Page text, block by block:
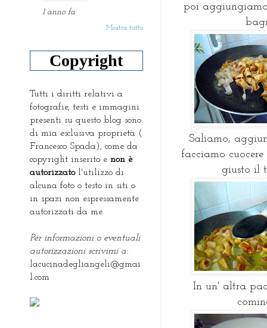
poi
Saliamo,
facciamo
giusto il
In un' altra
1 anno fa
Mostra tutto
Copyright
Tutti i diritti relativi a
fotografie, testi e immagini
presenti su questo blog sono
di mia esclusiva proprietà (
Francesco Spada), come da
copyright inserito e non è
autorizzatol'utilizzo di
alcuna foto o testo in siti o
in spazi non espressamente
autorizzati da me.
Per informazioni o eventuali
autorizzazioni scrivimi a:
lacucinadegliangeli@gmai
l.com